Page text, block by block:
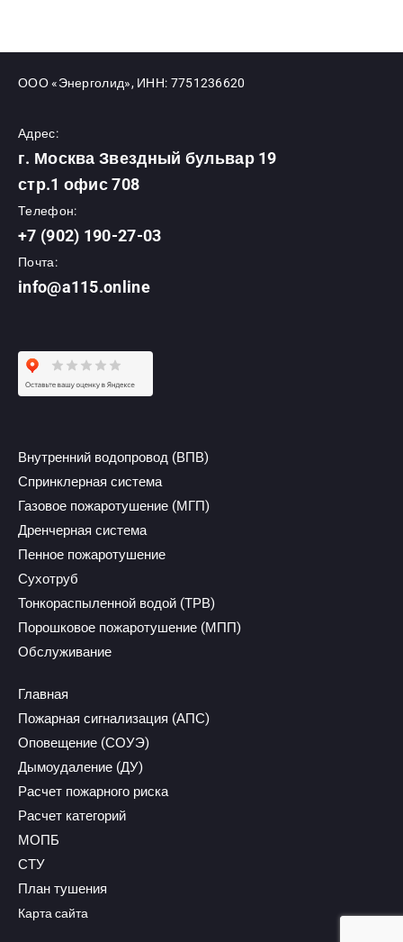
Главная
Пожарная сигнализация (АПС)
Оповещение (СОУЭ)
Дымоудаление (ДУ)
Расчет пожарного риска
Расчет категорий
МОПБ
СТУ
План тушения
Карта сайта
Внутренний водопровод (ВПВ)
Спринклерная система
Газовое пожаротушение (МГП)
Дренчерная система
Пенное пожаротушение
Сухотруб
Тонкораспыленной водой (ТРВ)
Порошковое пожаротушение (МПП)
Обслуживание
ООО «Энерголид», ИНН: 7751236620
Адрес:
г. Москва Звездный бульвар 19
стр.1 офис 708
Телефон:
+7 (902) 190-27-03
Почта:
info@a115.online